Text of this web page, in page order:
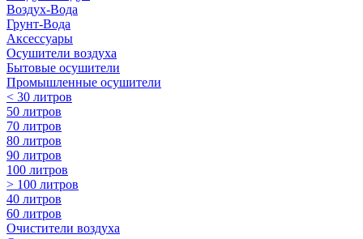
Воздух-Вода
Грунт-Вода
Аксессуары
Осушители воздуха
Бытовые осушители
Промышленные осушители
< 30 литров
50 литров
70 литров
80 литров
90 литров
100 литров
> 100 литров
40 литров
60 литров
Очистители воздуха